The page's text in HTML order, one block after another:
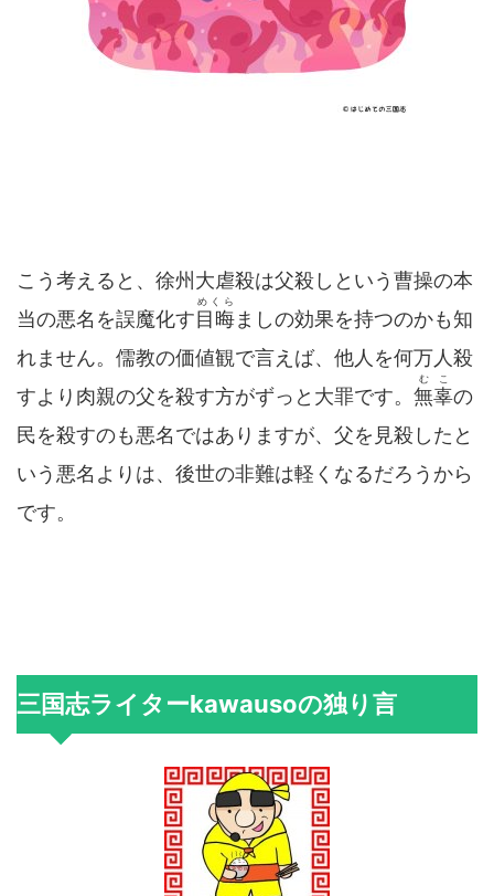
こう考えると、徐州大虐殺は父殺しという曹操の本
当の悪名を誤魔化す目晦
めくら
ましの効果を持つのかも知
れません。儒教の価値観で言えば、他人を何万人殺
すより肉親の父を殺す方がずっと大罪です。 無辜
むこ
の
民を殺すのも悪名ではありますが、父を見殺したと
いう悪名よりは、後世の非難は軽くなるだろうから
です。
三国志ライターkawausoの独り言